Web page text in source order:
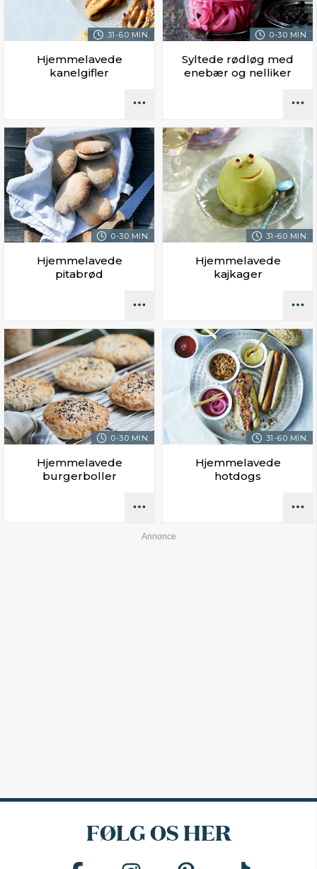
31-60 MIN.
Hjemmelavede
kanelgifler
0-30 MIN.
Syltede rødløg med
enebær og nelliker
0-30 MIN.
Hjemmelavede
pitabrød
31-60 MIN.
Hjemmelavede
kajkager
0-30 MIN.
Hjemmelavede
burgerboller
31-60 MIN.
Hjemmelavede
hotdogs
FØLG OS HER